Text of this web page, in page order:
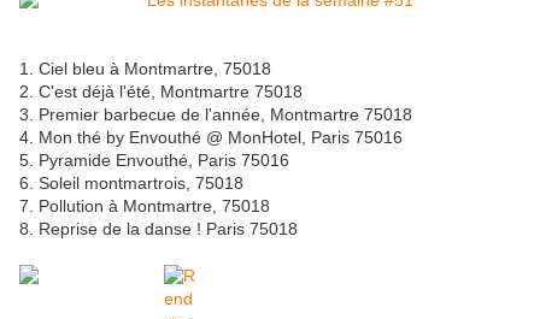
1. Ciel bleu à Montmartre, 75018
2. C'est déjà l'été, Montmartre 75018
3. Premier barbecue de l'année, Montmartre 75018
4. Mon thé by Envouthé @ MonHotel, Paris 75016
5. Pyramide Envouthé, Paris 75016
6. Soleil montmartrois, 75018
7. Pollution à Montmartre, 75018
8. Reprise de la danse ! Paris 75018